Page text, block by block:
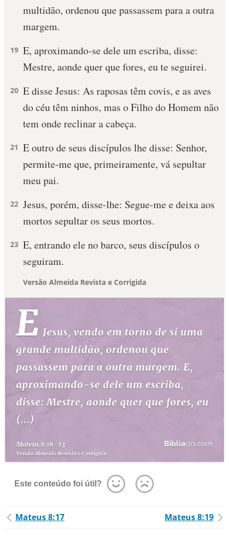
multidão, ordenou que passassem para a outra
margem.
19 E, aproximando-se dele um escriba, disse:
Mestre, aonde quer que fores, eu te seguirei.
20 E disse Jesus: As raposas têm covis, e as aves
do céu têm ninhos, mas o Filho do Homem não
tem onde reclinar a cabeça.
21 E outro de seus discípulos lhe disse: Senhor,
permite-me que, primeiramente, vá sepultar
meu pai.
22 Jesus, porém, disse-lhe: Segue-me e deixa aos
mortos sepultar os seus mortos.
23 E, entrando ele no barco, seus discípulos o
seguiram.
Versão Almeida Revista e Corrigida
Este conteúdo foi útil?
Mateus 8:17 Mateus 8:19